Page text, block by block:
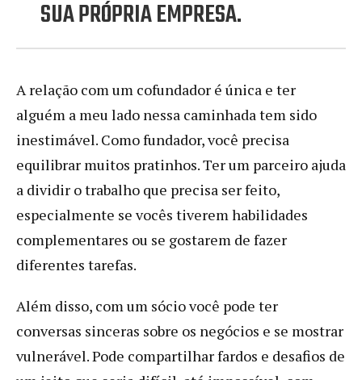
SUA PRÓPRIA EMPRESA.
A relação com um cofundador é única e ter
alguém a meu lado nessa caminhada tem sido
inestimável. Como fundador, você precisa
equilibrar muitos pratinhos. Ter um parceiro ajuda
a dividir o trabalho que precisa ser feito,
especialmente se vocês tiverem habilidades
complementares ou se gostarem de fazer
diferentes tarefas.
Além disso, com um sócio você pode ter
conversas sinceras sobre os negócios​​ e se mostrar
vulnerável. Pode compartilhar fardos e desafios de